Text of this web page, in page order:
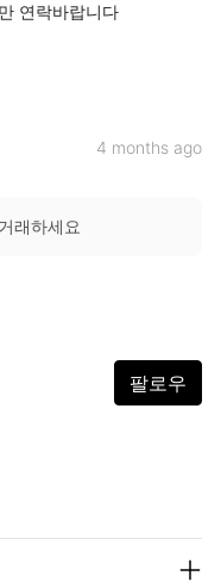
연락바랍니다
4 months ago
래하세요
팔로우